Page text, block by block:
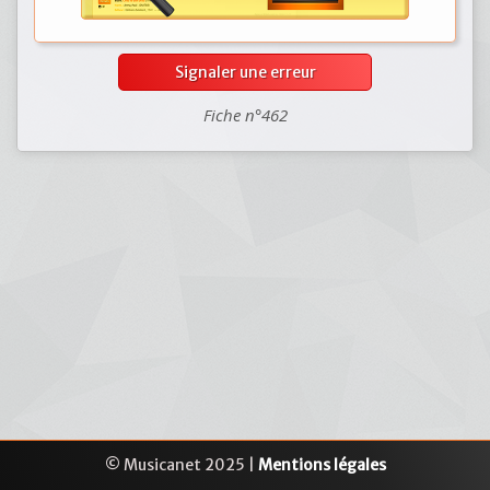
Signaler une erreur
Fiche n°462
© Musicanet 2025 | Mentions légales